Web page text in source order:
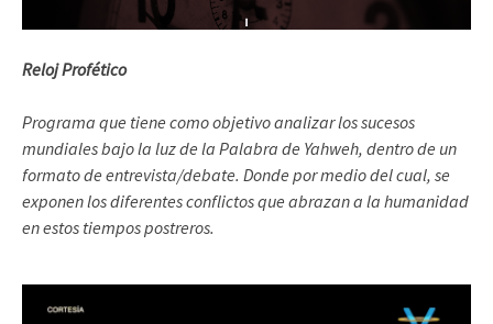
Reloj Profético
Programa que tiene como objetivo analizar los sucesos
mundiales bajo la luz de la Palabra de Yahweh, dentro de un
formato de entrevista/debate. Donde por medio del cual, se
exponen los diferentes conflictos que abrazan a la humanidad
en estos tiempos postreros.